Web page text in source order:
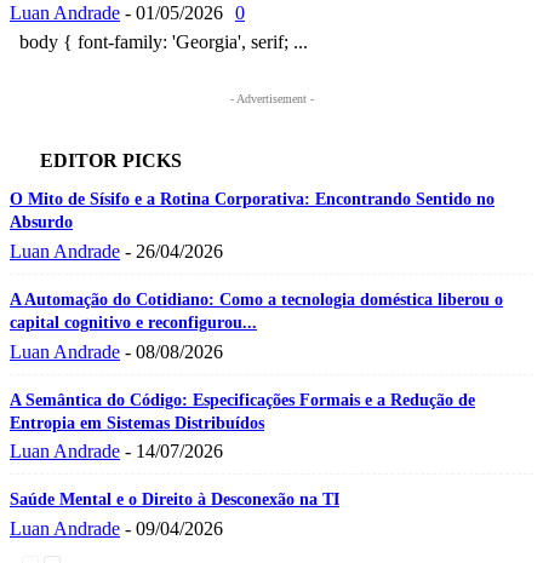
Luan Andrade - 01/05/2026 0
body { font-family: 'Georgia', serif; ...
- Advertisement -
EDITOR PICKS
O Mito de Sísifo e a Rotina Corporativa: Encontrando Sentido no
Absurdo
Luan Andrade - 26/04/2026
A Automação do Cotidiano: Como a tecnologia doméstica liberou o
capital cognitivo e reconfigurou...
Luan Andrade - 08/08/2026
A Semântica do Código: Especificações Formais e a Redução de
Entropia em Sistemas Distribuídos
Luan Andrade - 14/07/2026
Saúde Mental e o Direito à Desconexão na TI
Luan Andrade - 09/04/2026